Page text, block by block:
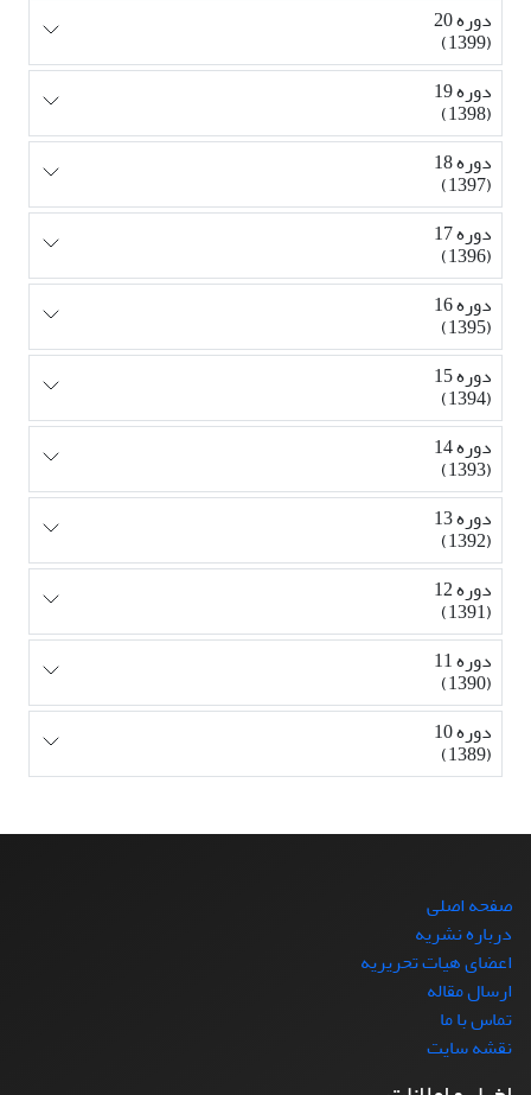
دوره 20
(1399)
دوره 19
(1398)
دوره 18
(1397)
دوره 17
(1396)
دوره 16
(1395)
دوره 15
(1394)
دوره 14
(1393)
دوره 13
(1392)
دوره 12
(1391)
دوره 11
(1390)
دوره 10
(1389)
صفحه اصلی
درباره نشریه
اعضای هیات تحریریه
ارسال مقاله
تماس با ما
نقشه سایت